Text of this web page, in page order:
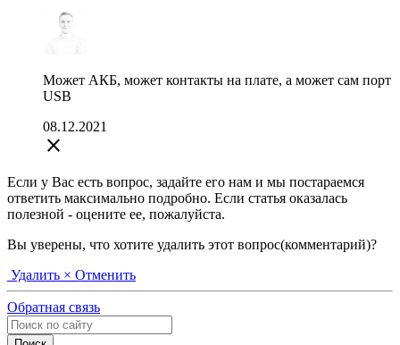
Может АКБ, может контакты на плате, а может сам порт
USB
08.12.2021
close
Если у Вас есть вопрос, задайте его нам и мы постараемся
ответить максимально подробно. Если статья оказалась
полезной - оцените ее, пожалуйста.
Вы уверены, что хотите удалить этот вопрос(комментарий)?
Удалить × Отменить
Обратная связь